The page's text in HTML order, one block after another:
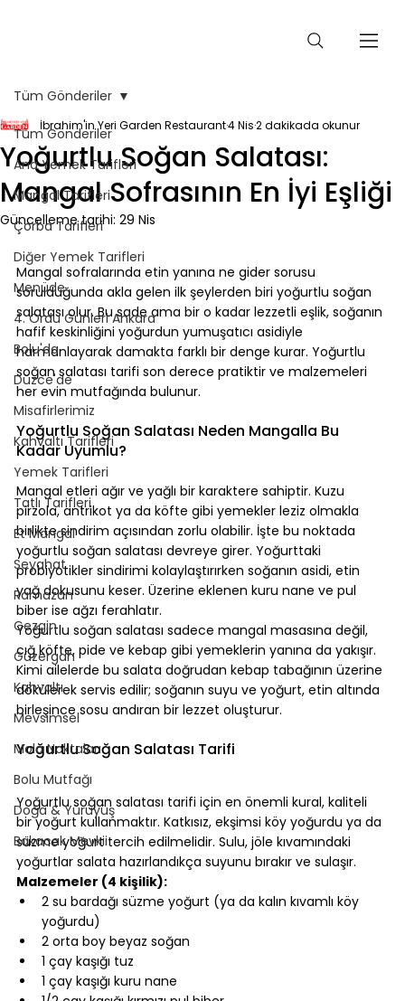
Tüm Gönderiler
Ana Yemek Tarifleri
Mangal Tarifleri
Çorba Tarifleri
Diğer Yemek Tarifleri
Menüde
4. Ordu Günleri Ankara
Bolu'da
Düzce'de
Misafirlerimiz
Kahvaltı Tarifleri
Yemek Tarifleri
Tatlı Tarifleri
Et Mangal
Seyahat
Ramazan
Gezgin
Güzergah
Kahvaltı
Mevsimsel
Mola Noktaları
Bolu Mutfağı
Doğa & Yürüyüş
Bakacak Mevkii
Tüm Gönderiler
Yoğurtlu Soğan Salatası:
Mangal Sofrasının En İyi Eşliği
İbrahim'in Yeri Garden Restaurant4 Nis2 dakikada okunur
Güncelleme tarihi: 29 Nis
⠀
Mangal sofralarında etin yanına ne gider sorusu
sorulduğunda akla gelen ilk şeylerden biri yoğurtlu soğan
salatası olur. Bu sade ama bir o kadar lezzetli eşlik, soğanın
hafif keskinliğini yoğurdun yumuşatıcı asidiyle
harmanlayarak damakta farklı bir denge kurar. Yoğurtlu
soğan salatası tarifi son derece pratiktir ve malzemeleri
her evin mutfağında bulunur.
⠀
Yoğurtlu Soğan Salatası Neden Mangalla Bu
Kadar Uyumlu?
⠀
Mangal etleri ağır ve yağlı bir karaktere sahiptir. Kuzu
pirzola, antrikot ya da köfte gibi yemekler leziz olmakla
birlikte sindirim açısından zorlu olabilir. İşte bu noktada
yoğurtlu soğan salatası devreye girer. Yoğurttaki
probiyotikler sindirimi kolaylaştırırken soğanın asidi, etin
yağ dokusunu keser. Üzerine eklenen kuru nane ve pul
biber ise ağzı ferahlatır.
Yoğurtlu soğan salatası sadece mangal masasına değil,
cığ köfte, pide ve kebap gibi yemeklerin yanına da yakışır.
Kimi ailelerde bu salata doğrudan kebap tabağının üzerine
dökülerek servis edilir; soğanın suyu ve yoğurt, etin altında
birleşince sosu andıran bir lezzet oluşturur.
Yoğurtlu Soğan Salatası Tarifi
⠀
Yoğurtlu soğan salatası tarifi için en önemli kural, kaliteli
bir yoğurt kullanmaktır. Katkısız, ekşimsi köy yoğurdu ya da
süzme yoğurt tercih edilmelidir. Sulu, jöle kıvamındaki
yoğurtlar salata hazırlandıkça suyunu bırakır ve sulaşır.
Malzemeler (4 kişilik):
2 su bardağı süzme yoğurt (ya da kalın kıvamlı köy
yoğurdu)
2 orta boy beyaz soğan
1 çay kaşığı tuz
1 çay kaşığı kuru nane